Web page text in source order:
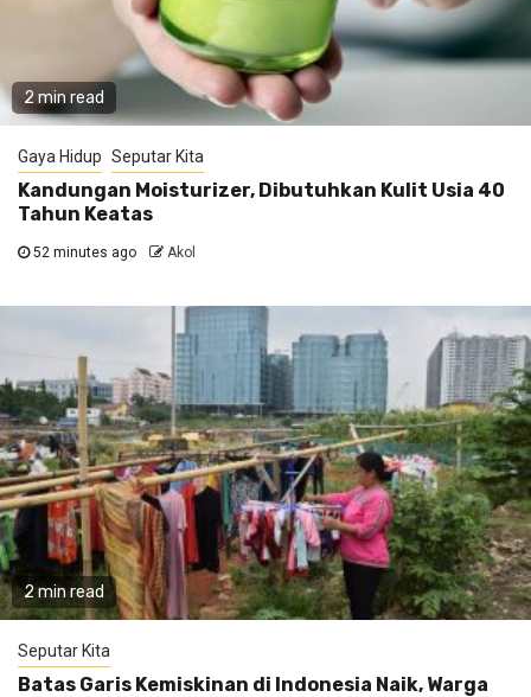
2 min read
Gaya Hidup Seputar Kita
Kandungan Moisturizer, Dibutuhkan Kulit Usia 40
Tahun Keatas
52 minutes ago Akol
2 min read
Seputar Kita
Batas Garis Kemiskinan di Indonesia Naik, Warga